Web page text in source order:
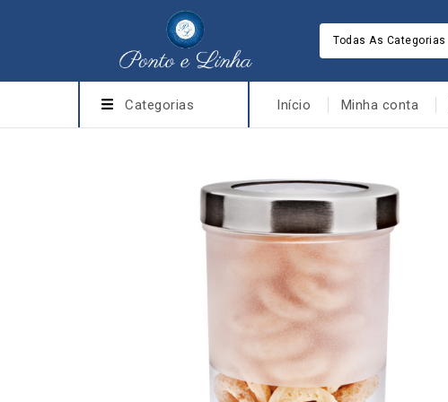
Todas As Categorias
Categorias Início Minha conta